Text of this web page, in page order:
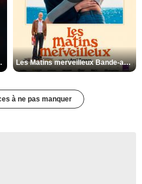
STFR Les Matins merveilleux Bande-annonce VF
à ne pas manquer